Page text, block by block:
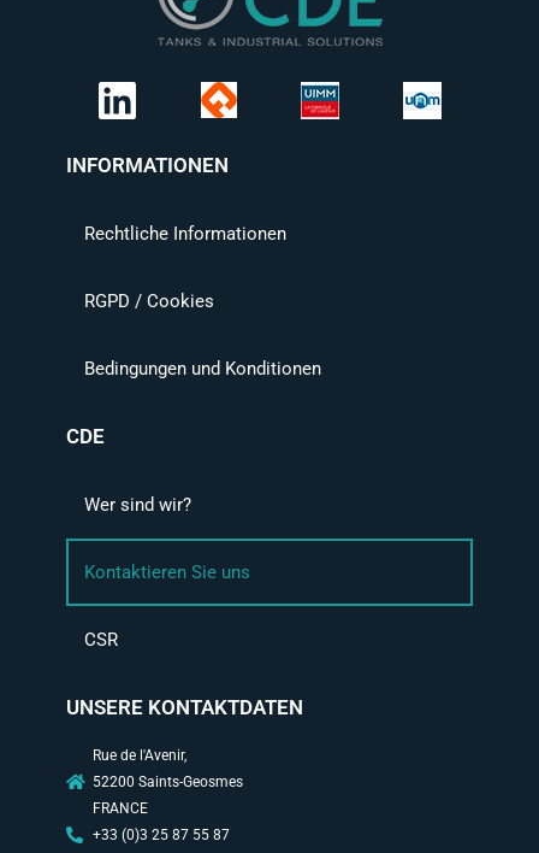
INFORMATIONEN
Rechtliche Informationen
RGPD / Cookies
Bedingungen und Konditionen
CDE
Wer sind wir?
Kontaktieren Sie uns
CSR
UNSERE KONTAKTDATEN
Rue de l'Avenir,
52200 Saints-Geosmes
FRANCE
+33 (0)3 25 87 55 87